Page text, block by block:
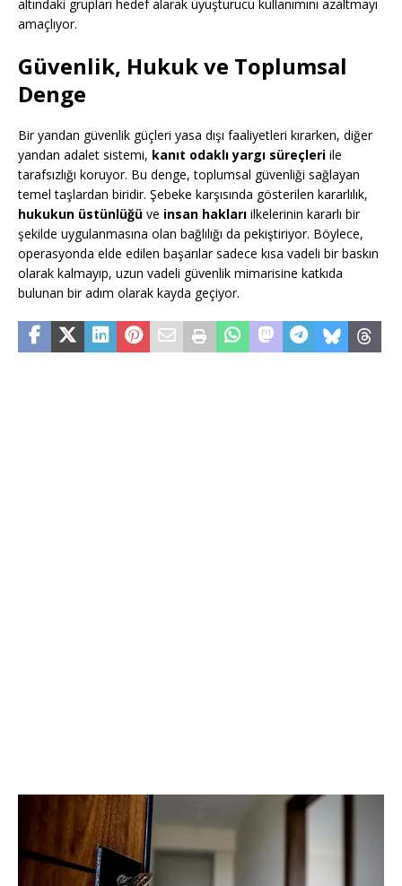
altındaki grupları hedef alarak uyuşturucu kullanımını azaltmayı
amaçlıyor.
Güvenlik, Hukuk ve Toplumsal
Denge
Bir yandan güvenlik güçleri yasa dışı faaliyetleri kırarken, diğer
yandan adalet sistemi, kanıt odaklı yargı süreçleri ile
tarafsızlığı koruyor. Bu denge, toplumsal güvenliği sağlayan
temel taşlardan biridir. Şebeke karşısında gösterilen kararlılık,
hukukun üstünlüğü ve insan hakları ilkelerinin kararlı bir
şekilde uygulanmasına olan bağlılığı da pekiştiriyor. Böylece,
operasyonda elde edilen başarılar sadece kısa vadeli bir baskın
olarak kalmayıp, uzun vadeli güvenlik mimarisine katkıda
bulunan bir adım olarak kayda geçiyor.